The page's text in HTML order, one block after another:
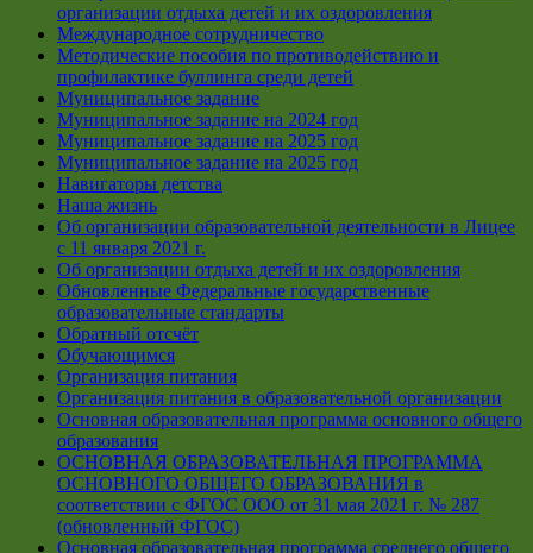
организации отдыха детей и их оздоровления
Международное сотрудничество
Методические пособия по противодействию и
профилактике буллинга среди детей
Муниципальное задание
Муниципальное задание на 2024 год
Муниципальное задание на 2025 год
Муниципальное задание на 2025 год
Навигаторы детства
Наша жизнь
Об организации образовательной деятельности в Лицее
с 11 января 2021 г.
Об организации отдыха детей и их оздоровления
Обновленные Федеральные государственные
образовательные стандарты
Обратный отсчёт
Обучающимся
Организация питания
Организация питания в образовательной организации
Основная образовательная программа основного общего
образования
ОСНОВНАЯ ОБРАЗОВАТЕЛЬНАЯ ПРОГРАММА
ОСНОВНОГО ОБЩЕГО ОБРАЗОВАНИЯ в
соответствии с ФГОС ООО от 31 мая 2021 г. № 287
(обновленный ФГОС)
Основная образовательная программа среднего общего